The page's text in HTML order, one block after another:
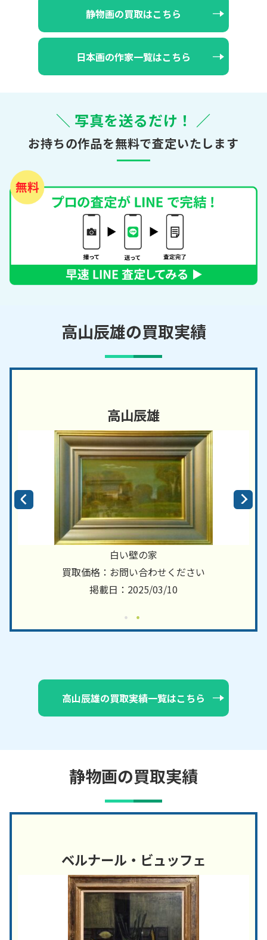
静物画の買取はこちら
日本画の作家一覧はこちら
＼ 写真を送るだけ！ ／
お持ちの作品を無料で査定いたします
高山辰雄の買取実績
高山辰雄
白い壁の家
買取価格：お問い合わせください
掲載日：2025/03/10
高山辰雄の買取実績一覧はこちら
静物画の買取実績
ベルナール・ビュッフェ